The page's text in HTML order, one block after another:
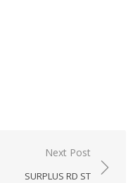
Next Post
SURPLUS RD ST